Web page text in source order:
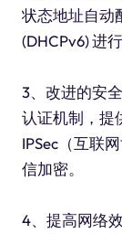
状态地址自动
(DHCPv6) 进
3、改进的安
认证机制，提
IPSec（互联
信加密。
4、提高网络